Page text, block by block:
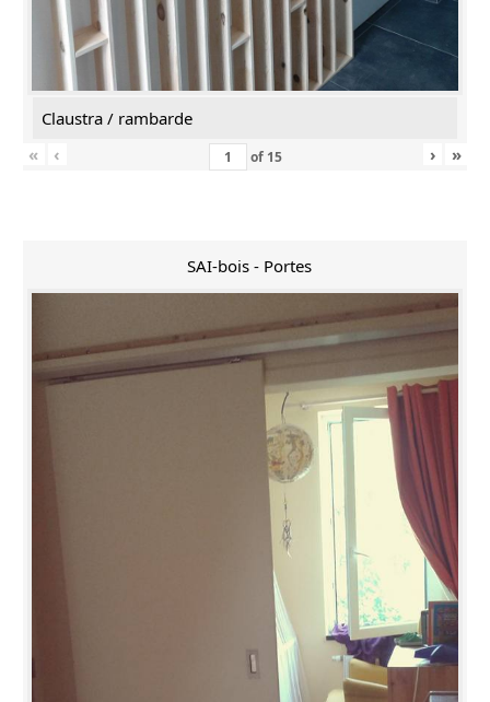
Claustra / rambarde
«
‹ of 15 › »
SAI-bois - Portes